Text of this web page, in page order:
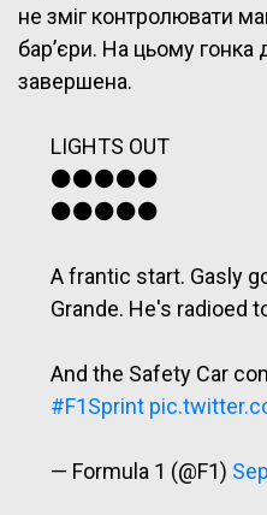
не зміг контролювати
бар’єри. На цьому гонка
завершена.
LIGHTS OUT
⚫️⚫️⚫️⚫️⚫️
⚫️⚫️⚫️⚫️⚫️
A frantic start. Gasly
Grande. He's radioed
And the Safety Car
#F1Sprint
— Formula 1 (@F1)